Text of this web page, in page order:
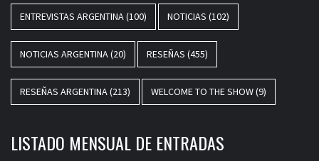
ENTREVISTAS ARGENTINA(100) NOTICIAS (102)
NOTICIAS ARGENTINA(20) RESEÑAS (455)
RESEÑAS ARGENTINA(213) WELCOME TO THE SHOW(9)
LISTADO MENSUAL DE ENTRADAS